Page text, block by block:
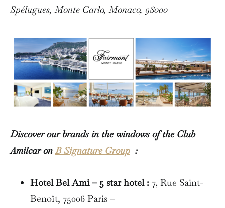
Spélugues, Monte Carlo, Monaco, 98000
Discover our brands in the windows of the Club
Amilcar onB Signature Group :
Hotel Bel Ami – 5 star hotel : 7, Rue Saint-
Benoît, 75006 Paris –